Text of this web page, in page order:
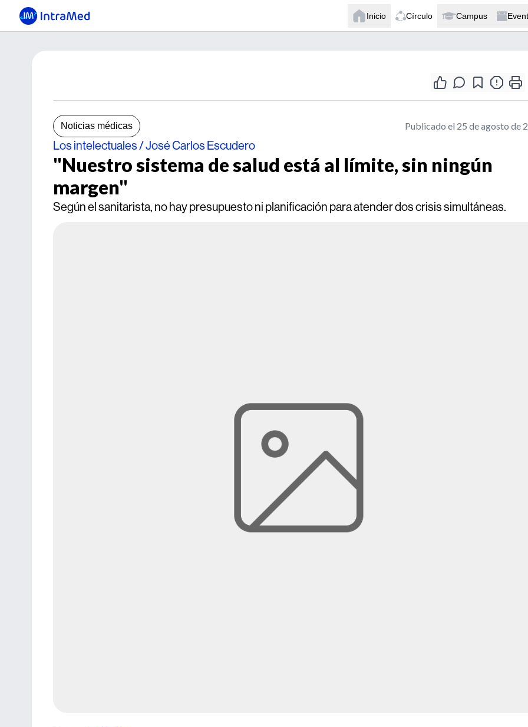
Inicio Círculo Campus
Noticias médicas Publicado el 25 de agosto de
Los intelectuales / José Carlos Escudero
"Nuestro sistema de salud está al límite, sin ningún
margen"
Según el sanitarista, no hay presupuesto ni planificación para atender dos crisis simultáneas.